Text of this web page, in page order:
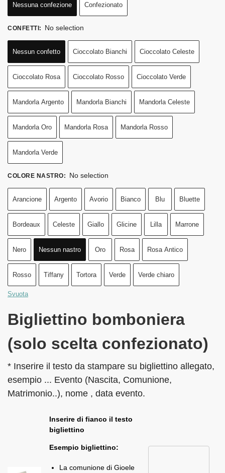
Nessuna confezione Confezionato
CONFETTI: No selection
Nessun confetto Cioccolato Bianchi Cioccolato Celeste
Cioccolato Rosa Cioccolato Rosso Cioccolato Verde
Mandorla Argento Mandorla Bianchi Mandorla Celeste
Mandorla Oro Mandorla Rosa Mandorla Rosso
Mandorla Verde
COLORE NASTRO: No selection
Arancione Argento Avorio Bianco Blu Bluette
Bordeaux Celeste Giallo Glicine Lilla Marrone
Nero Nessun nastro Oro Rosa Rosa Antico
Rosso Tiffany Tortora Verde Verde chiaro
Svuota
Bigliettino bomboniera
(solo scelta confezionato)
* Inserire il testo da stampare su bigliettino allegato,
esempio ... Evento (Nascita, Comunione,
Matrimonio..), nome , data evento.
Inserire di fianco il testo
bigliettino
Esempio bigliettino:
La comunione di Gioele